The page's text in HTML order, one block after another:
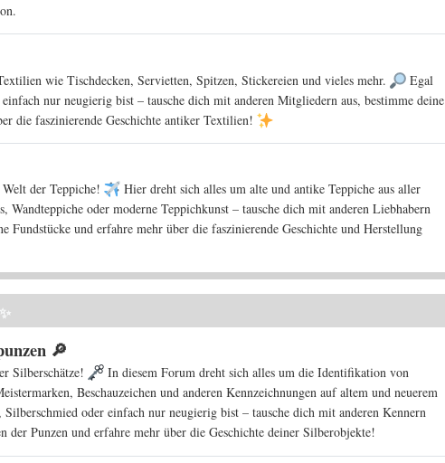
wie Tischdecken, Servietten, Spitzen, Stickereien und vieles mehr.
Egal
nur neugierig bist – tausche dich mit anderen Mitgliedern aus, bestimme deine
die faszinierende Geschichte antiker Textilien!
Welt der Teppiche!
Hier dreht sich alles um alte und antike Teppiche aus aller
Wandteppiche oder moderne Teppichkunst – tausche dich mit anderen Liebhabern
Fundstücke und erfahre mehr über die faszinierende Geschichte und Herstellung
🔎
Silberschätze!
In diesem Forum dreht sich alles um die Identifikation von
Beschauzeichen und anderen Kennzeichnungen auf altem und neuerem
oder einfach nur neugierig bist – tausche dich mit anderen Kennern
der Punzen und erfahre mehr über die Geschichte deiner Silberobjekte!